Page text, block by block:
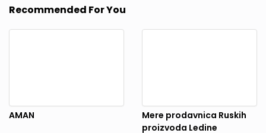
Recommended For You
AMAN
Mere prodavnica Ruskih
proizvoda Ledine